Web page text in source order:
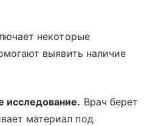
некоторые
выявить наличие
исследование. Врач берет
материал под